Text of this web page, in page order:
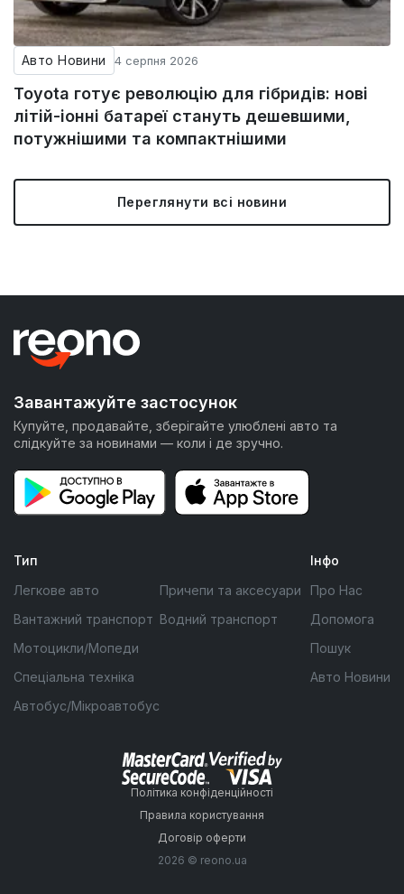
Авто Новини 4 серпня 2026
Toyota готує революцію для гібридів: нові
літій-іонні батареї стануть дешевшими,
потужнішими та компактнішими
Переглянути всі новини
Завантажуйте застосунок
Купуйте, продавайте, зберігайте улюблені авто та
слідкуйте за новинами — коли і де зручно.
Тип
Легкове авто
Вантажний транспорт
Мотоцикли/Мопеди
Спеціальна техніка
Автобус/Мікроавтобус
Причепи та аксесуари
Водний транспорт
Інфо
Про Нас
Допомога
Пошук
Авто Новини
Політика конфіденційності
Правила користування
Договір оферти
2026 © reono.ua